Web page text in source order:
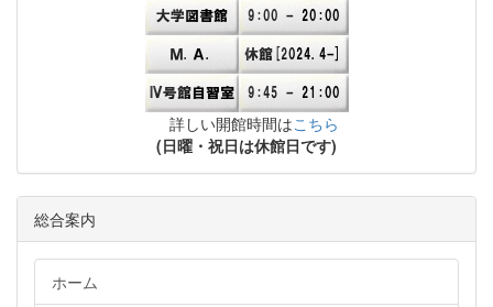
詳しい開館時間はこちら
(日曜・祝日は休館日です)
総合案内
ホーム